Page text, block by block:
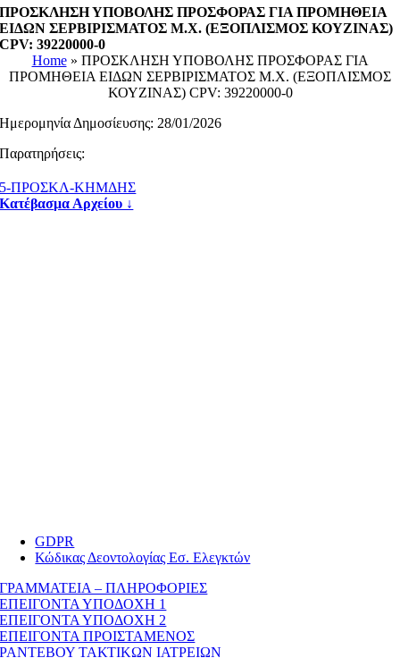
ΠΡΟΣΚΛΗΣΗ ΥΠΟΒΟΛΗΣ ΠΡΟΣΦΟΡΑΣ ΓΙΑ ΠΡΟΜΗΘΕΙΑ
ΕΙΔΩΝ ΣΕΡΒΙΡΙΣΜΑΤΟΣ Μ.Χ. (ΕΞΟΠΛΙΣΜΟΣ ΚΟΥΖΙΝΑΣ)
CPV: 39220000-0
Home» ΠΡΟΣΚΛΗΣΗ ΥΠΟΒΟΛΗΣ ΠΡΟΣΦΟΡΑΣ ΓΙΑ
ΠΡΟΜΗΘΕΙΑ ΕΙΔΩΝ ΣΕΡΒΙΡΙΣΜΑΤΟΣ Μ.Χ. (ΕΞΟΠΛΙΣΜΟΣ
ΚΟΥΖΙΝΑΣ) CPV: 39220000-0
Ημερομηνία Δημοσίευσης: 28/01/2026
Παρατηρήσεις:
5-ΠΡΟΣΚΛ-ΚΗΜΔΗΣ
Κατέβασμα Αρχείου ↓
GDPR
Κώδικας Δεοντολογίας Εσ. Ελεγκτών
ΓΡΑΜΜΑΤΕΙΑ – ΠΛΗΡΟΦΟΡΙΕΣ
ΕΠΕΙΓΟΝΤΑ ΥΠΟΔΟΧΗ 1
ΕΠΕΙΓΟΝΤΑ ΥΠΟΔΟΧΗ 2
ΕΠΕΙΓΟΝΤΑ ΠΡΟΙΣΤΑΜΕΝΟΣ
ΡΑΝΤΕΒΟΥ ΤΑΚΤΙΚΩΝ ΙΑΤΡΕΙΩΝ